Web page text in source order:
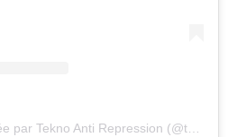
Une publication partagée par Tekno Anti Repression (@teknoantirep)